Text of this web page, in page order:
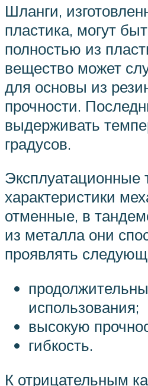
Шланги,
пластика, могут
полностью из
вещество может
для основы из
прочности.
выдерживать
градусов.
Эксплуатационные
характеристики
отменные, в
из металла они
проявлять
использования;
высокую
гибкость.
К отрицательным